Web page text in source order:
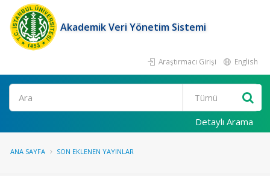
Akademik Veri Yönetim Sistemi
Araştırmacı Girişi English
Ara
Detaylı Arama
ANA SAYFA SON EKLENEN YAYINLAR